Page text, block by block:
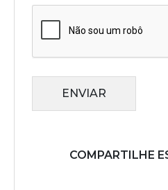
ENVIAR
COMPARTILHE